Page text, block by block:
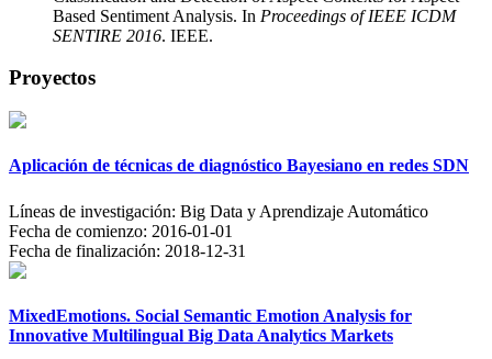
Based Sentiment Analysis. In Proceedings of IEEE ICDM
SENTIRE 2016. IEEE.
Proyectos
Aplicación de técnicas de diagnóstico Bayesiano en redes SDN
Líneas de investigación: Big Data y Aprendizaje Automático
Fecha de comienzo: 2016-01-01
Fecha de finalización: 2018-12-31
MixedEmotions. Social Semantic Emotion Analysis for
Innovative Multilingual Big Data Analytics Markets